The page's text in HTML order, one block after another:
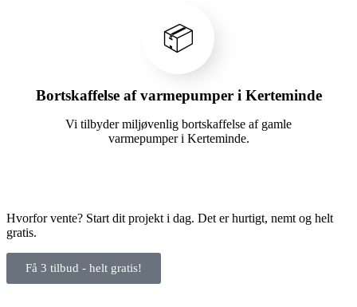
📦
Bortskaffelse af varmepumper i Kerteminde
Vi tilbyder miljøvenlig bortskaffelse af gamle
varmepumper i Kerteminde.
Hvorfor vente? Start dit projekt i dag. Det er hurtigt, nemt og helt
gratis.
Få 3 tilbud - helt gratis!